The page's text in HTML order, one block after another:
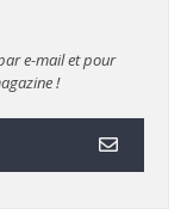
e-mail et pour
!